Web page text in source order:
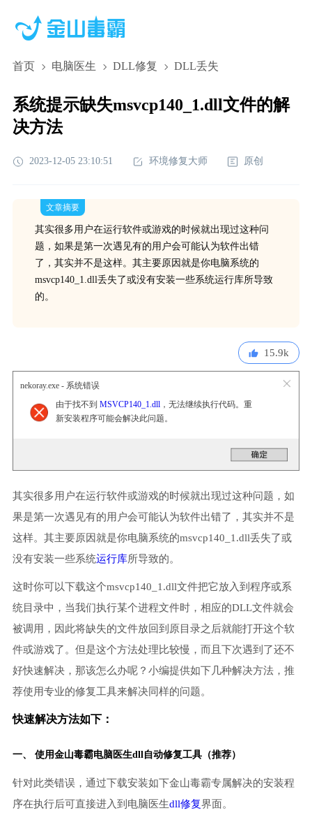
首页 电脑医生 DLL修复 DLL丢失
系统提示缺失msvcp140_1.dll文件的解
决方法
2023-12-05 23:10:51 环境修复大师 原创
文章摘要
其实很多用户在运行软件或游戏的时候就出现过这种问
题，如果是第一次遇见有的用户会可能认为软件出错
了，其实并不是这样。其主要原因就是你电脑系统的
msvcp140_1.dll丢失了或没有安装一些系统运行库所导致
的。
15.9k
nekoray.exe - 系统错误
由于找不到 MSVCP140_1.dll，无法继续执行代码。重
新安装程序可能会解决此问题。
其实很多用户在运行软件或游戏的时候就出现过这种问题，如
果是第一次遇见有的用户会可能认为软件出错了，其实并不是
这样。其主要原因就是你电脑系统的msvcp140_1.dll丢失了或
没有安装一些系统运行库所导致的。
这时你可以下载这个msvcp140_1.dll文件把它放入到程序或系
统目录中，当我们执行某个进程文件时，相应的DLL文件就会
被调用，因此将缺失的文件放回到原目录之后就能打开这个软
件或游戏了。但是这个方法处理比较慢，而且下次遇到了还不
好快速解决，那该怎么办呢？小编提供如下几种解决方法，推
荐使用专业的修复工具来解决同样的问题。
快速解决方法如下：
一、 使用金山毒霸电脑医生dll自动修复工具（推荐）
针对此类错误，通过下载安装如下金山毒霸专属解决的安装程
序在执行后可直接进入到电脑医生dll修复界面。